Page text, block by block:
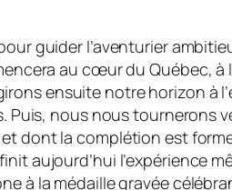
guider l’aventurier
au cœur du Québec, à
ensuite notre horizon à
nous nous tournerons
dont la complétion est
aujourd’hui l’expérience
à la médaille gravée